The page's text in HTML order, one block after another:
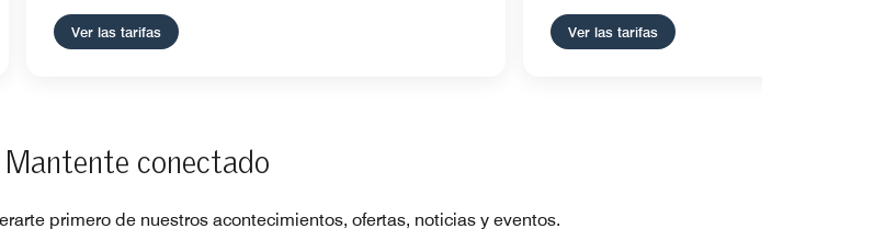
Ver las tarifas Ver las tarifas
Mantente conectado
primero de nuestros acontecimientos, ofertas, noticias y eventos.